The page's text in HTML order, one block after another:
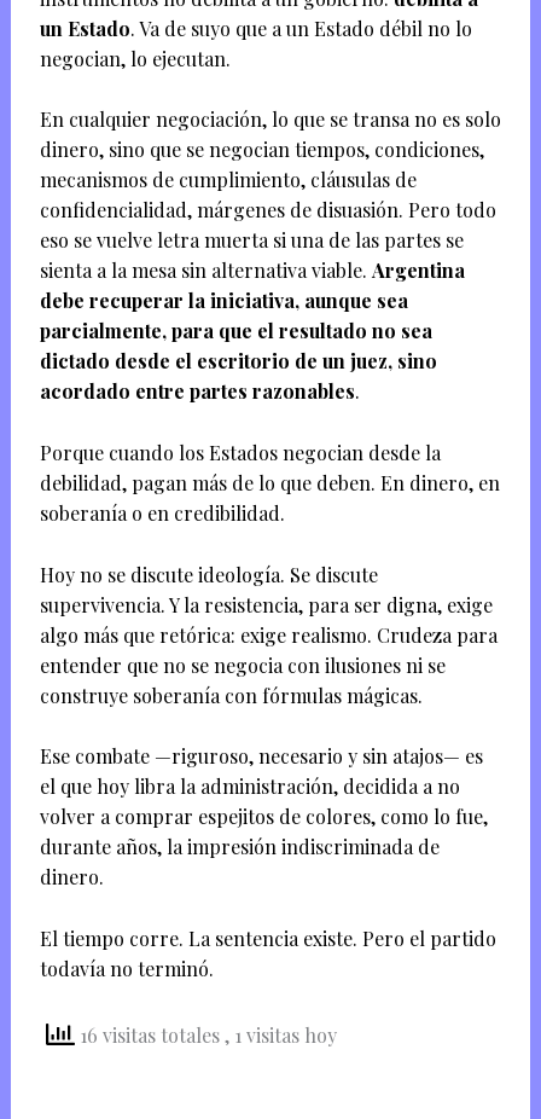
un Estado. Va de suyo que a un Estado débil no lo
negocian, lo ejecutan.
En cualquier negociación, lo que se transa no es solo
dinero, sino que se negocian tiempos, condiciones,
mecanismos de cumplimiento, cláusulas de
confidencialidad, márgenes de disuasión. Pero todo
eso se vuelve letra muerta si una de las partes se
sienta a la mesa sin alternativa viable. Argentina
debe recuperar la iniciativa, aunque sea
parcialmente, para que el resultado no sea
dictado desde el escritorio de un juez, sino
acordado entre partes razonables.
Porque cuando los Estados negocian desde la
debilidad, pagan más de lo que deben. En dinero, en
soberanía o en credibilidad.
Hoy no se discute ideología. Se discute
supervivencia. Y la resistencia, para ser digna, exige
algo más que retórica: exige realismo. Crudeza para
entender que no se negocia con ilusiones ni se
construye soberanía con fórmulas mágicas.
Ese combate —riguroso, necesario y sin atajos— es
el que hoy libra la administración, decidida a no
volver a comprar espejitos de colores, como lo fue,
durante años, la impresión indiscriminada de
dinero.
El tiempo corre. La sentencia existe. Pero el partido
todavía no terminó.
16 visitas totales, 1 visitas hoy